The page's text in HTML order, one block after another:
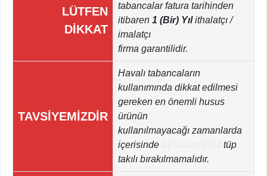
LÜTFEN
DİKKAT
tabancalar fatura tarihinden
itibaren 1 (Bir) Yılithalatçı /
imalatçı
firma garantilidir.
TAVSİYEMİZDİR
Havalı tabancaların
kullanımında dikkat edilmesi
gereken en önemli husus
ürünün
kullanılmayacağı zamanlarda
içerisinde
tüp
takılı bırakılmamalıdır.